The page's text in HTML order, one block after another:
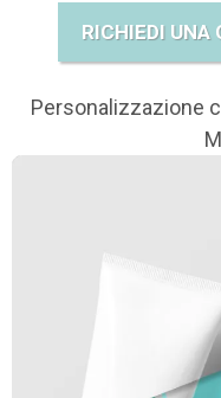
RICHIEDI UNA
Personalizzazione